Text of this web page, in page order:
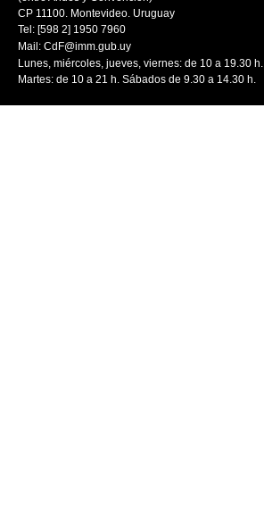
CP 11100. Montevideo. Uruguay
Tel: [598 2] 1950 7960
Mail: CdF@imm.gub.uy
Lunes, miércoles, jueves, viernes: de 10 a 19.30 h.
Martes: de 10 a 21 h. Sábados de 9.30 a 14.30 h.